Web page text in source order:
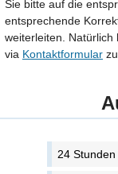
Sie bitte auf die
entsprechende
weiterleiten.
via Kontaktformular
24 Stunden